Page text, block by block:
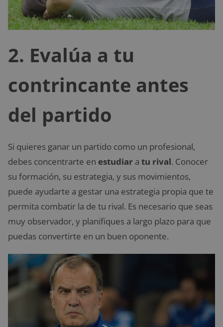
2. Evalúa a tu
contrincante antes
del partido
Si quieres ganar un partido como un profesional,
debes concentrarte en estudiar a tu rival. Conocer
su formación, su estrategia, y sus movimientos,
puede ayudarte a gestar una estrategia propia que te
permita combatir la de tu rival. Es necesario que seas
muy observador, y planifiques a largo plazo para que
puedas convertirte en un buen oponente.